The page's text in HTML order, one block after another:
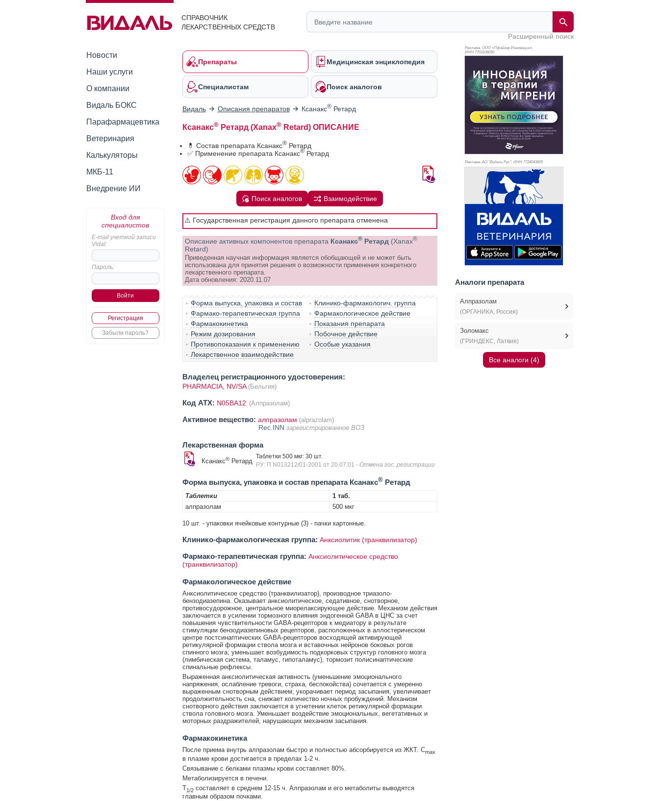
СПРАВОЧНИК
ЛЕКАРСТВЕННЫХ СРЕДСТВ
Расширенный поиск
Новости
Наши услуги
О компании
Видаль БОКС
Парафармацевтика
Ветеринария
Калькуляторы
МКБ-11
Внедрение ИИ
Вход для
специалистов
E-mail учетной записи
Vidal:
Пароль:
Регистрация
Забыли пароль?
Препараты Медицинская энциклопедия
Специалистам Поиск аналогов
Видаль Описания препаратов Ксанакс®Ретард
Ксанакс®Ретард (Xanax®Retard) ОПИСАНИЕ
💊 Состав препарата Ксанакс®Ретард
✅ Применение препарата Ксанакс®Ретард
Поиск аналогов Взаимодействие
⚠️ Государственная регистрация данного препарата отменена
Описание активных компонентов препарата Ксанакс®Ретард (Xanax®
Retard)
Приведенная научная информация является обобщающей и не может быть
использована для принятия решения о возможности применения конкретного
лекарственного препарата.
Дата обновления: 2020.11.07
Форма выпуска, упаковка и состав
Клинико-фармакологич. группа
Фармако-терапевтическая группа
Фармакологическое действие
Фармакокинетика
Показания препарата
Режим дозирования
Побочное действие
Противопоказания к применению
Особые указания
Лекарственное взаимодействие
Владелец регистрационного удостоверения:
PHARMACIA, NV/SA (Бельгия)
Код ATX: N05BA12 (Алпразолам)
Активное вещество: алпразолам (alprazolam)
Rec.INN зарегистрированное ВОЗ
Лекарственная форма
Ксанакс®Ретард
Таблетки 500 мкг: 30 шт.
РУ: П N013212/01-2001 от 20.07.01 - Отмена гос. регистрации
Форма выпуска, упаковка и состав препарата Ксанакс®Ретард
Таблетки
1 таб.
алпразолам
500 мкг
10 шт. - упаковки ячейковые контурные (3) - пачки картонные.
Клинико-фармакологическая группа: Анксиолитик (транквилизатор)
Фармако-терапевтическая группа: Анксиолитическое средство
(транквилизатор)
Фармакологическое действие
Анксиолитическое средство (транквилизатор), производное триазоло-
бензодиазепина. Оказывает анксиолитическое, седативное, снотворное,
противосудорожное, центральное миорелаксирующее действие. Механизм действия
заключается в усилении тормозного влияния эндогенной GABA в ЦНС за счет
повышения чувствительности GABA-рецепторов к медиатору в результате
стимуляции бензодиазепиновых рецепторов, расположенных в аллостерическом
центре постсинаптических GABA-рецепторов восходящей активирующей
ретикулярной формации ствола мозга и вставочных нейронов боковых рогов
спинного мозга; уменьшает возбудимость подкорковых структур головного мозга
(лимбическая система, таламус, гипоталамус), тормозит полисинаптические
спинальные рефлексы.
Выраженная анксиолитическая активность (уменьшение эмоционального
напряжения, ослабление тревоги, страха, беспокойства) сочетается с умеренно
выраженным снотворным действием; укорачивает период засыпания, увеличивает
продолжительность сна, снижает количество ночных пробуждений. Механизм
снотворного действия заключается в угнетении клеток ретикулярной формации
ствола головного мозга. Уменьшает воздействие эмоциональных, вегетативных и
моторных раздражителей, нарушающих механизм засыпания.
Фармакокинетика
После приема внутрь алпразолам быстро и полностью абсорбируется из ЖКТ. Cmax
в плазме крови достигается в пределах 1-2 ч.
Связывание с белками плазмы крови составляет 80%.
Метаболизируется в печени.
T1/2составляет в среднем 12-15 ч. Алпразолам и его метаболиты выводятся
главным образом почками.
Реклама. ООО «Пфайзер Инновации»,
ИНН 7703106050
Реклама. АО "Видаль Рус", ИНН 7728043605
Аналоги препарата
Алпразолам
(ОРГАНИКА, Россия)
Золомакс
(ГРИНДЕКС, Латвия)
Все аналоги (4)